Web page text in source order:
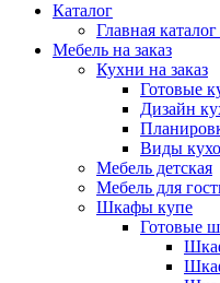
Каталог
Главная
Мебель на заказ
Кухни на заказ
Готовые
Дизайн
Виды
Мебель детская
Мебель для
Шкафы купе
Готовые